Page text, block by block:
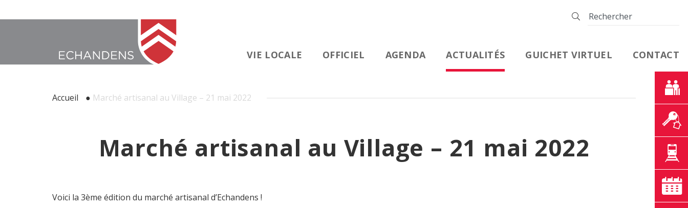
VIE LOCALE OFFICIEL AGENDA ACTUALITÉS GUICHET VIRTUEL CONTACT
Accueil ● Marché artisanal au Village – 21 mai 2022
Marché artisanal au Village – 21 mai 2022
Voici la 3ème édition du marché artisanal d’Echandens !